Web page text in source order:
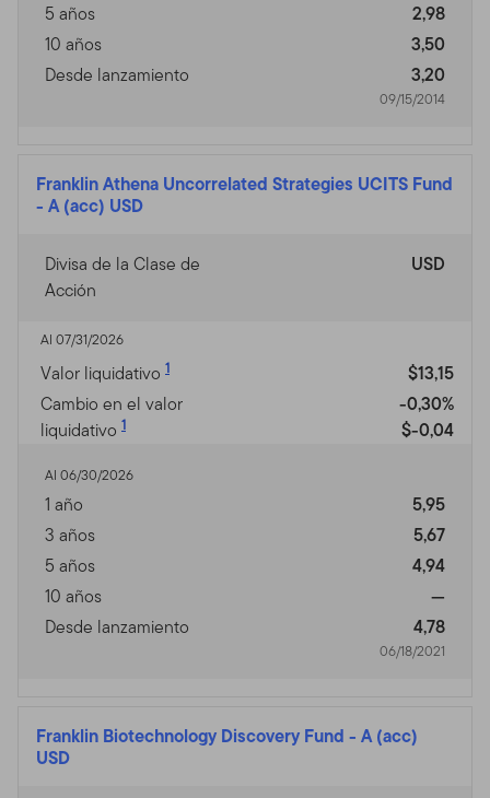
5 años
2,98
10 años
3,50
Desde lanzamiento
3,20
09/15/2014
Franklin Athena Uncorrelated Strategies UCITS Fund
- A (acc) USD
Divisa de la Clase de
Acción
USD
Al 07/31/2026
Valor liquidativo 1
$13,15
Cambio en el valor
liquidativo 1
-0,30%
$-0,04
Al 06/30/2026
1 año
5,95
3 años
5,67
5 años
4,94
10 años
—
Desde lanzamiento
4,78
06/18/2021
Franklin Biotechnology Discovery Fund - A (acc)
USD